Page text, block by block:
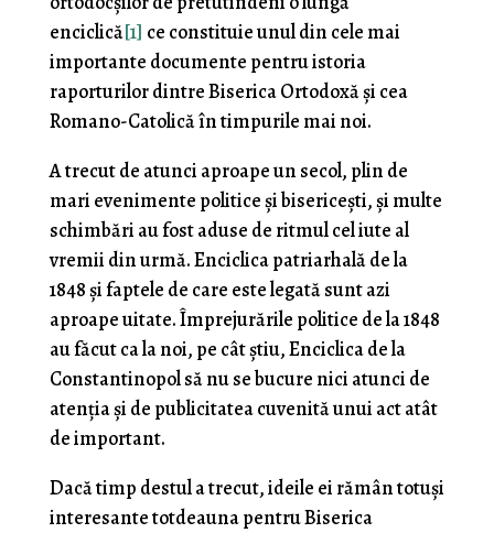
enciclică[1] ce constituie unul din cele mai
importante documente pentru istoria
raporturilor dintre Biserica Ortodoxă şi cea
Romano-Catolică în timpurile mai noi.
A trecut de atunci aproape un secol, plin de
mari evenimente politice şi bisericeşti, şi multe
schimbări au fost aduse de ritmul cel iute al
vremii din urmă. Enciclica patriarhală de la
1848 şi faptele de care este legată sunt azi
aproape uitate. Împrejurările politice de la 1848
au făcut ca la noi, pe cât ştiu, Enciclica de la
Constantinopol să nu se bucure nici atunci de
atenţia şi de publicitatea cuvenită unui act atât
de important.
Dacă timp destul a trecut, ideile ei rămân totuşi
inte­resante totdeauna pentru Biserica